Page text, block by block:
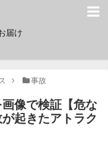
届け
事故
像で検証【危な
起きたアトラク